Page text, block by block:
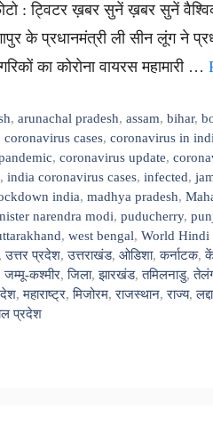
: ट्विटर ख़बर सुनें ख़बर सुनें
के प्रधानमंत्री ली सीन लूंग ने
का कोरोना वायरस महामारी …
,arunachal pradesh,assam,bihar,
coronavirus cases, coronavirus in
, coronavirus update,
, india coronavirus cases, infected,
india, madhya pradesh,
narendra modi, puducherry,
, west bengal, World Hindi
,उत्तर प्रदेश,उत्तराखंड, ओडिशा,कर्नाटक,
जम्मू-कश्मीर,जिला,झारखंड,तमिलनाडु,
,महाराष्ट्र,मिजोरम,राजस्थान,राज्य,
प्रदेश